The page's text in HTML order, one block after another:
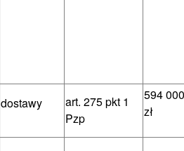
dostawy
art. 275 pkt 1
Pzp
594
zł